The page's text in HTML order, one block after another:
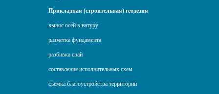
Прикладная (строительная) геодезия
вынос осей в натуру
разметка фундамента
разбивка свай
составление исполнительных схем
съемка благоустройства территории